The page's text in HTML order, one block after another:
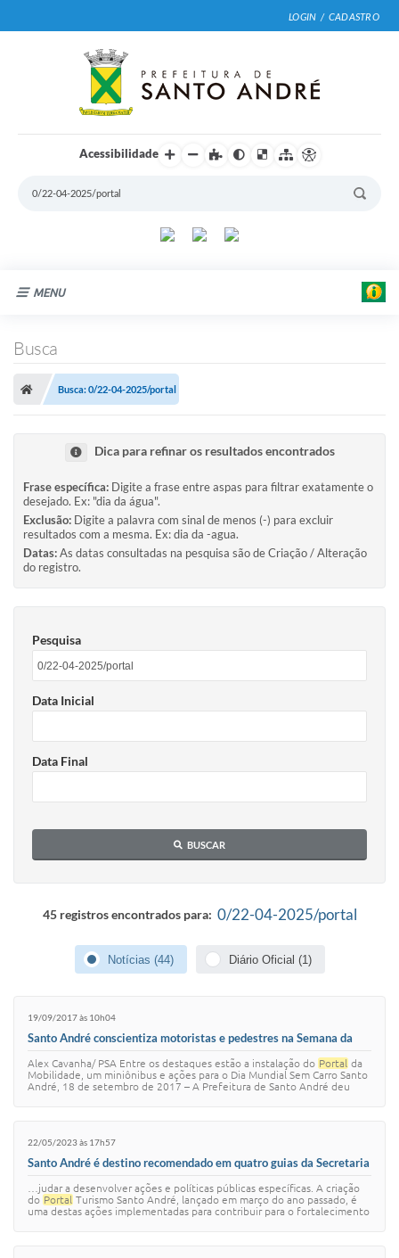
LOGIN / CADASTRO
Acessibilidade
MENU
Portal de Serviços
Consultar Processos
Contas Públicas
Contratos
Sabina
Editais
Legislação
Mobilidade Urbana Sustentável
Parque Escola
SIC
Sistema Colab
Busca
Busca: 0/22-04-2025/portal
Dica para refinar os resultados encontrados
Frase específica: Digite a frase entre aspas para filtrar exatamente o
desejado. Ex: "dia da água".
Exclusão: Digite a palavra com sinal de menos (-) para excluir
resultados com a mesma. Ex: dia da -agua.
Datas:As datas consultadas na pesquisa são de Criação / Alteração
do registro.
Pesquisa
Data Inicial
Data Final
BUSCAR
45 registros encontrados para: 0/22-04-2025/portal
Notícias (44) Diário Oficial (1)
19/09/2017 às 10h04
Santo André conscientiza motoristas e pedestres na Semana da
Alex Cavanha/ PSA Entre os destaques estão a instalação do Portal da
Mobilidade, um miniônibus e ações para o Dia Mundial Sem Carro Santo
André, 18 de setembro de 2017 – A Prefeitura de Santo André deu
22/05/2023 às 17h57
Santo André é destino recomendado em quatro guias da Secretaria
…judar a desenvolver ações e políticas públicas específicas. A criação
do Portal Turismo Santo André, lançado em março do ano passado, é
uma destas ações implementadas para contribuir para o fortalecimento